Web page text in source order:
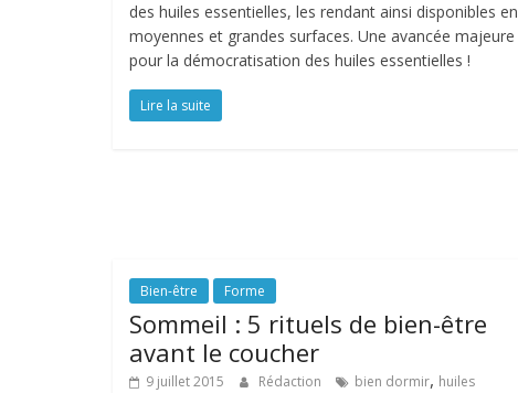
des huiles essentielles, les rendant ainsi disponibles en
moyennes et grandes surfaces. Une avancée majeure
pour la démocratisation des huiles essentielles !
Lire la suite
Bien-être Forme
Sommeil : 5 rituels de bien-être
avant le coucher
9 juillet 2015 Rédaction bien dormir, huiles